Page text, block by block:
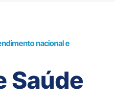
nacional e
Saúde